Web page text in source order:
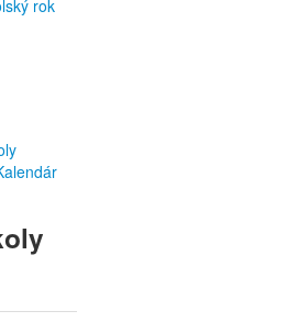
rok